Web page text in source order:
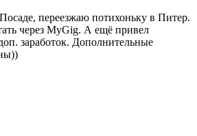
переезжаю потихоньку в Питер.
через MyGig. А ещё привел
заработок. Дополнительные